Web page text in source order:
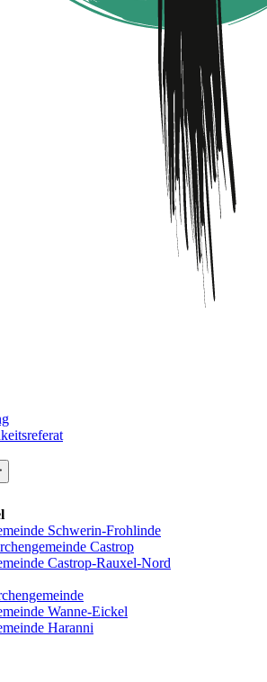
Schwerin-Frohlinde
Castrop
Castrop-Rauxel-Nord
Wanne-Eickel
Haranni